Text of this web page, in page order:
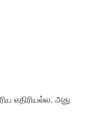
எதிரியல்ல. அது